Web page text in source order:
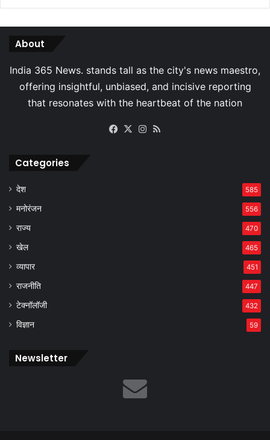
About
Facebook
X Instagram
Categories
देश 585
मनोरंजन 556
राज्य 470
खेल 465
व्यापार 451
राजनीति 447
टेक्नॉलॉजी 432
विज्ञान 59
Newsletter